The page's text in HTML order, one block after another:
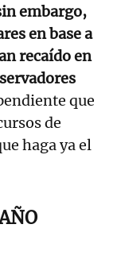
embargo,
en base a
recaído en
que
de
haga ya el